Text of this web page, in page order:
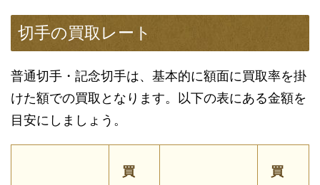
切手の買取レート
普通切手・記念切手は、基本的に額面に買取率を掛
けた額での買取となります。以下の表にある金額を
目安にしましょう。
買
買